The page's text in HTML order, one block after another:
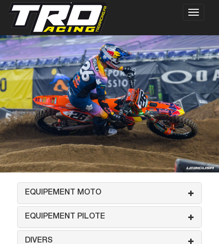
EQUIPEMENT MOTO
EQUIPEMENT PILOTE
DIVERS